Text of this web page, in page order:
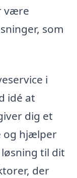
være
som
i
idé at
dig et
og hjælper
til dit
der